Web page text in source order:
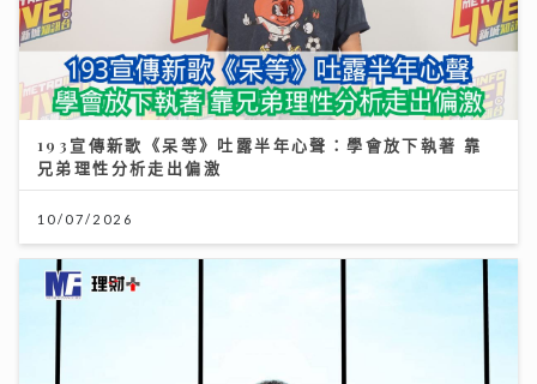
193宣傳新歌《呆等》吐露半年心聲：學會放下執著 靠
兄弟理性分析走出偏激
10/07/2026